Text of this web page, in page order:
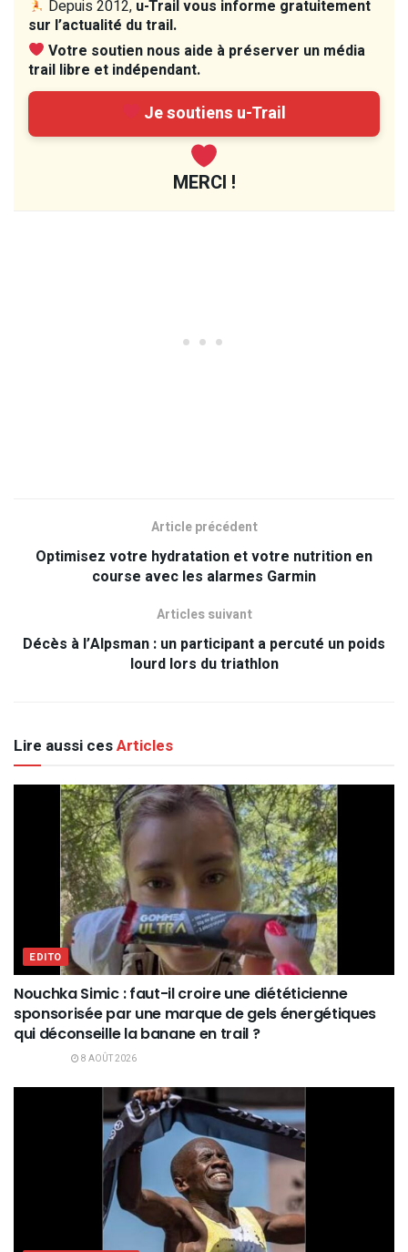
Depuis 2012, u-Trail vous informe gratuitement
sur l’actualité du trail.
Votre soutien nous aide à préserver un média
trail libre et indépendant.
Je soutiens u-Trail
MERCI !
Article précédent
Optimisez votre hydratation et votre nutrition en
course avec les alarmes Garmin
Articles suivant
Décès à l’Alpsman : un participant a percuté un poids
lourd lors du triathlon
Lire aussi cesArticles
EDITO
Nouchka Simic : faut-il croire une diététicienne
sponsorisée par une marque de gels énergétiques
qui déconseille la banane en trail ?
8 AOÛT 2026